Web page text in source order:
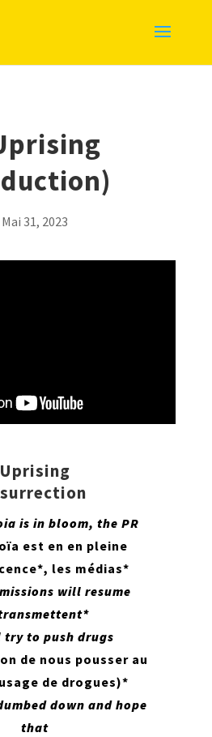
Mai 31, 2023
Uprising
is in bloom, the PR
est en en pleine
les médias*
will resume
try to push drugs
de nous pousser au
de drogues)*
down and hope
that